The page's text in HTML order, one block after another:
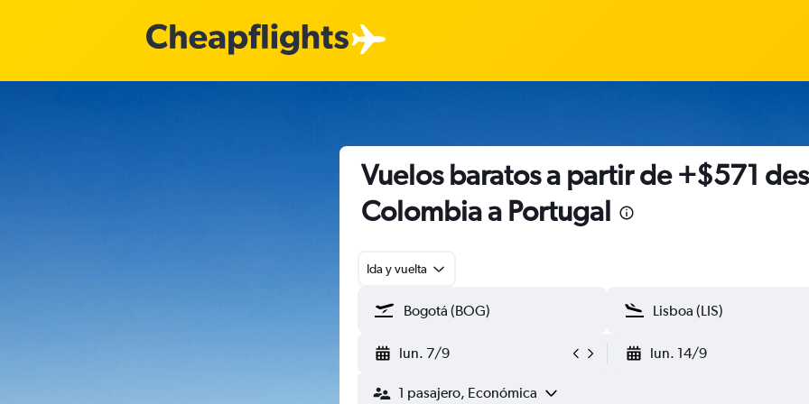
Vuelos baratos a partir de +$571
Colombia a Portugal
Ida y vuelta
lun. 7/9 lun. 14/9
1 pasajero, Económica